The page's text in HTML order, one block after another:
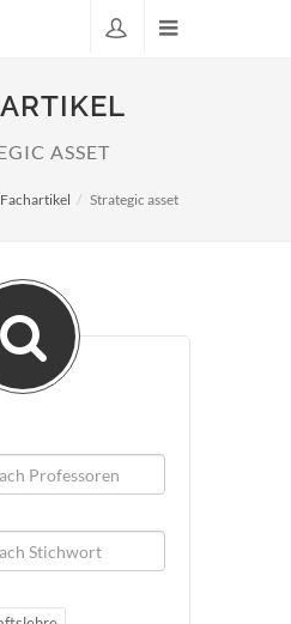
ASSET
Fachartikel Strategic asset